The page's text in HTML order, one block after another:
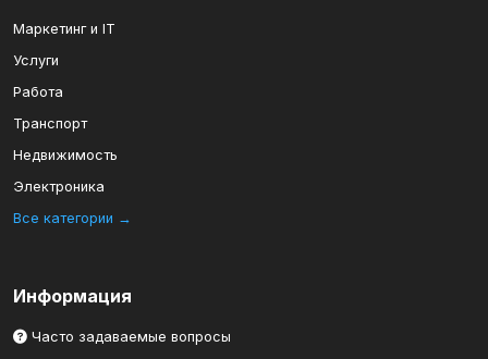
Маркетинг и IT
Услуги
Работа
Транспорт
Недвижимость
Электроника
Все категории →
Информация
Часто задаваемые вопросы